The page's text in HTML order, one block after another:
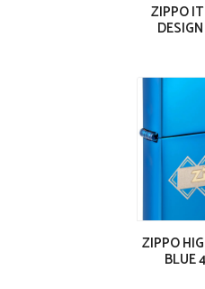
ZIPPO
ZIPPO
BLUE